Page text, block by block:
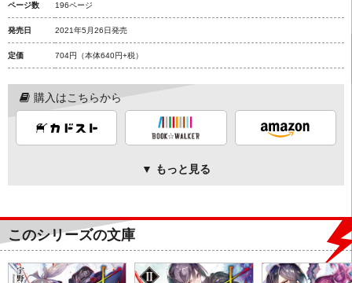
ページ数 196ページ
発売日 2021年5月26日発売
定価 704円 （本体640円+税）
購入はこちらから
▼ もっと見る
このシリーズの文庫